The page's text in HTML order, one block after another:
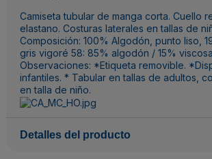
Camiseta tubular de manga corta. Cuello
elastano. Costuras laterales en tallas de
Composición: 100% Algodón, punto liso,
gris vigoré 58: 85% algodón / 15% viscosa
Observaciones: *Etiqueta removible.
infantiles. * Tabular en tallas de adultos,
en talla de niño.
Detalles del producto